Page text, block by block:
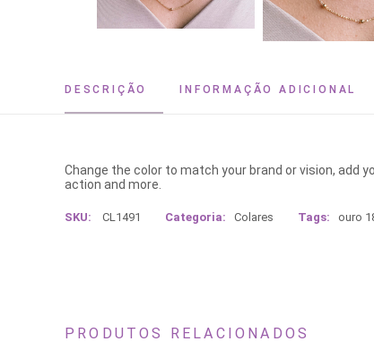
DESCRIÇÃO INFORMAÇÃO ADICIONAL
Change the color to match your brand or vision, add
action and more.
SKU: CL1491 Categoria: Colares Tags: ouro
PRODUTOS RELACIONADOS